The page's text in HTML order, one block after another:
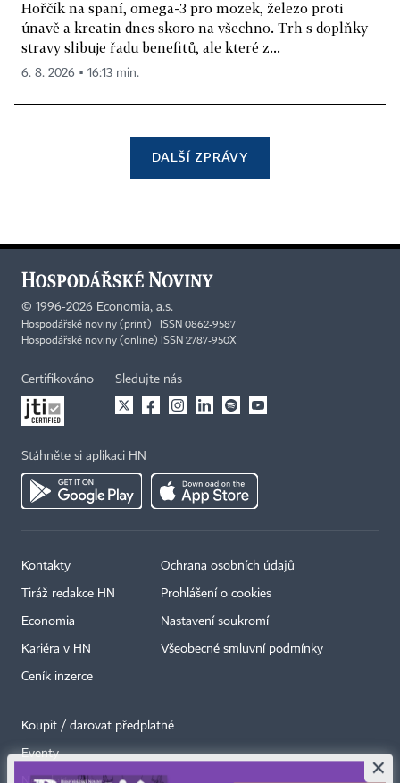
Hořčík na spaní, omega-3 pro mozek, železo proti
únavě a kreatin dnes skoro na všechno. Trh s doplňky
stravy slibuje řadu benefitů, ale které z...
6. 8. 2026 ▪ 16:13 min.
DALŠÍ ZPRÁVY
© 1996-2026 Economia, a.s.
Hospodářské noviny (print) ISSN 0862-9587
Hospodářské noviny (online) ISSN 2787-950X
Certifikováno Sledujte nás
Stáhněte si aplikaci HN
Kontakty
Tiráž redakce HN
Economia
Kariéra v HN
Ceník inzerce
Ochrana osobních údajů
Prohlášení o cookies
Nastavení soukromí
Všeobecné smluvní podmínky
Koupit / darovat předplatné
Eventy ×